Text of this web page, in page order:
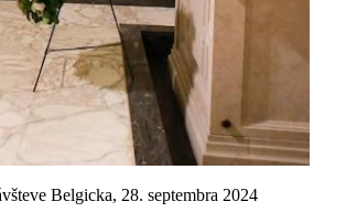
Belgicka, 28. septembra 2024